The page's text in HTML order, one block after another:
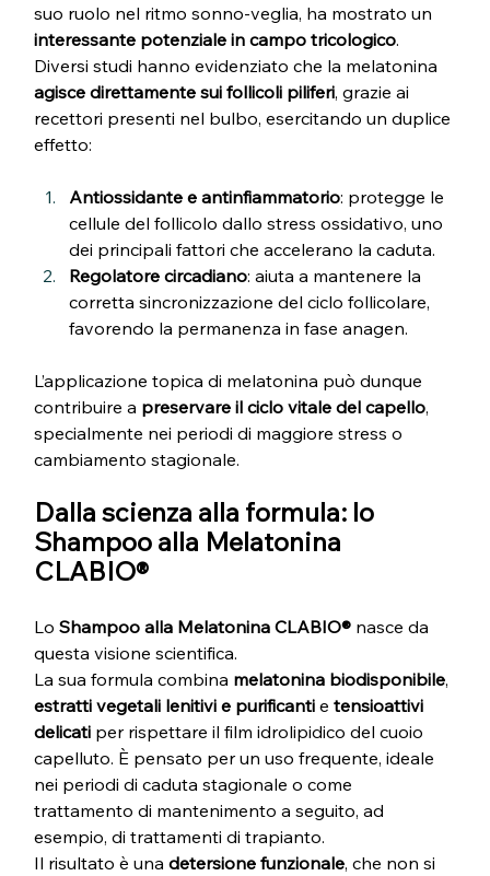
suo ruolo nel ritmo sonno-veglia, ha mostrato un
interessante potenziale in campo tricologico.
Diversi studi hanno evidenziato che la melatonina
agisce direttamente sui follicoli piliferi, grazie ai
recettori presenti nel bulbo, esercitando un duplice
effetto:
Antiossidante e antinfiammatorio: protegge le
cellule del follicolo dallo stress ossidativo, uno
dei principali fattori che accelerano la caduta.
Regolatore circadiano: aiuta a mantenere la
corretta sincronizzazione del ciclo follicolare,
favorendo la permanenza in fase anagen.
L’applicazione topica di melatonina può dunque
contribuire a preservare il ciclo vitale del capello,
specialmente nei periodi di maggiore stress o
cambiamento stagionale.
Dalla scienza alla formula: lo
Shampoo alla Melatonina
CLABIO®
Lo Shampoo alla Melatonina CLABIO® nasce da
questa visione scientifica.
La sua formula combina melatonina biodisponibile,
estratti vegetali lenitivi e purificanti e tensioattivi
delicati per rispettare il film idrolipidico del cuoio
capelluto. È pensato per un uso frequente, ideale
nei periodi di caduta stagionale o come
trattamento di mantenimento a seguito, ad
esempio, di trattamenti di trapianto.
Il risultato è una detersione funzionale, che non si